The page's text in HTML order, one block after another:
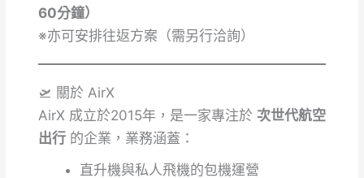
60分鐘）
※亦可安排往返方案（需另行洽詢）
🛫 關於 AirX
AirX 成立於2015年，是一家專注於 次世代航空
出行的企業，業務涵蓋：
直升機與私人飛機的包機運營